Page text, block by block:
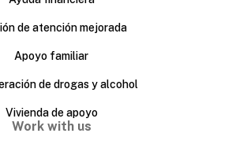
de atención mejorada
Apoyo familiar
de drogas y alcohol
Vivienda de apoyo
Work with us